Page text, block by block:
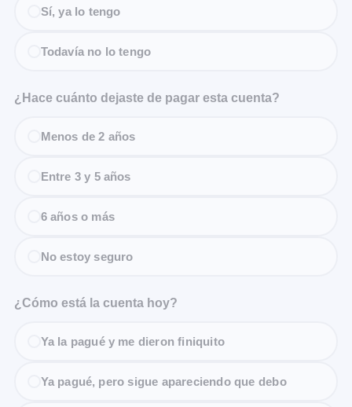
Sí, ya lo tengo
Todavía no lo tengo
¿Hace cuánto dejaste de pagar esta cuenta?
Menos de 2 años
Entre 3 y 5 años
6 años o más
No estoy seguro
¿Cómo está la cuenta hoy?
Ya la pagué y me dieron finiquito
Ya pagué, pero sigue apareciendo que debo